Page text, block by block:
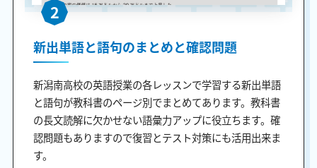
2
新出単語と語句のまとめと確認問題
新潟南高校の英語授業の各レッスンで学習する新出単語
と語句が教科書のページ別でまとめてあります。教科書
の長文読解に欠かせない語彙力アップに役立ちます。確
認問題もありますので復習とテスト対策にも活用出来ま
す。